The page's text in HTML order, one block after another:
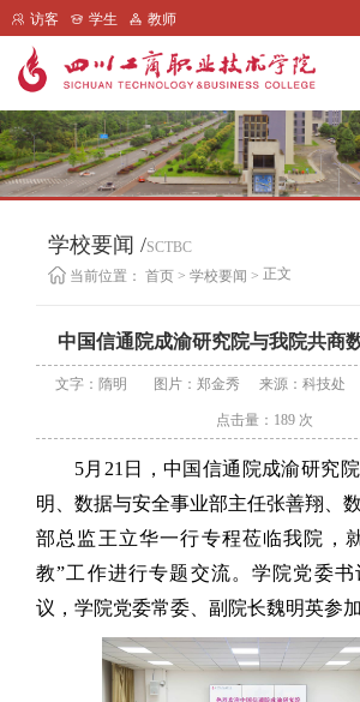
访客 学生 教师
学校要闻 /SCTBC
当前位置： 首页 > 学校要闻 > 正文
中国信通院成渝研究院与我院共商
文字：隋明 图片：郑金秀 来源：科技处
点击量： 189 次
5月21日，中国信通院成渝研究
明、数据与安全事业部主任张善翔、
部总监王立华一行专程莅临我院，
教”工作进行专题交流。学院党委书
议，学院党委常委、副院长魏明英参加